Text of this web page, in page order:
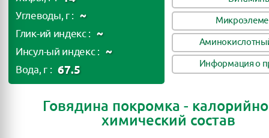
Углеводы, г : ~
Глик-ий индекс : ~
Инсул-ый индекс : ~
Вода, г : 67.5
Информация о
Говядина покромка -
химический состав